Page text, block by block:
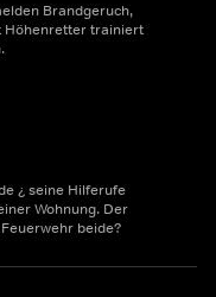
Brandgeruch,
Höhenretter trainiert
¿ seine Hilferufe
Wohnung. Der
beide?